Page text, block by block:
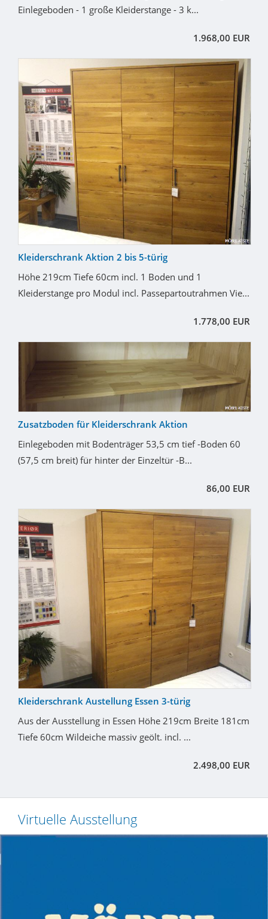
Einlegeboden - 1 große Kleiderstange - 3 k...
1.968,00 EUR
Kleiderschrank Aktion 2 bis 5-türig
Höhe 219cm Tiefe 60cm incl. 1 Boden und 1
Kleiderstange pro Modul incl. Passepartoutrahmen Vie...
1.778,00 EUR
Zusatzboden für Kleiderschrank Aktion
Einlegeboden mit Bodenträger 53,5 cm tief -Boden 60
(57,5 cm breit) für hinter der Einzeltür -B...
86,00 EUR
Kleiderschrank Austellung Essen 3-türig
Aus der Ausstellung in Essen Höhe 219cm Breite 181cm
Tiefe 60cm Wildeiche massiv geölt. incl. ...
2.498,00 EUR
Virtuelle Ausstellung